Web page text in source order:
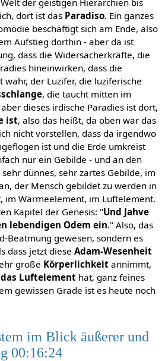
der geistigen Hierarchien bis
dort ist das Paradiso. Ein ganzes
beschäftigt sich am Ende, also
Aufstieg dorthin - aber da ist
dass die Widersacherkräfte, die
hineinwirken, dass die
wahr, der Luzifer, die luziferische
, die taucht mitten im
dieses irdische Paradies ist dort,
ist, also das heißt, da oben war das
nicht vorstellen, dass da irgendwo
ist und die Erde umkreist
nur ein Gebilde - und an den
dünnes, sehr zartes Gebilde, im
der Mensch gebildet zu werden in
im Wärmeelement, im Luftelement.
Kapitel der Genesis: "Und Jahve
lebendigen Odem ein." Also, das
Beatmung gewesen, sondern es
dass jetzt diese Adam-Wesenheit
große Körperlichkeitannimmt,
das Luftelementhat, ganz feines
gewissen Grade ist es heute noch
im Blick äußerer und
00:16:24